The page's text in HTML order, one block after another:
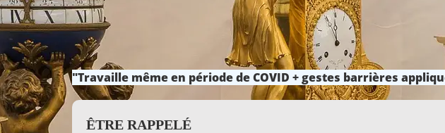
"Travaille même en période de COVID + gestes barrières
ÊTRE RAPPELÉ